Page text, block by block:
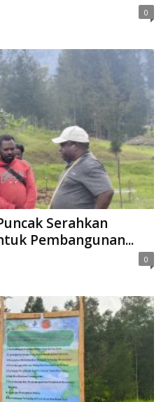
0
Serahkan
Pembangunan...
0